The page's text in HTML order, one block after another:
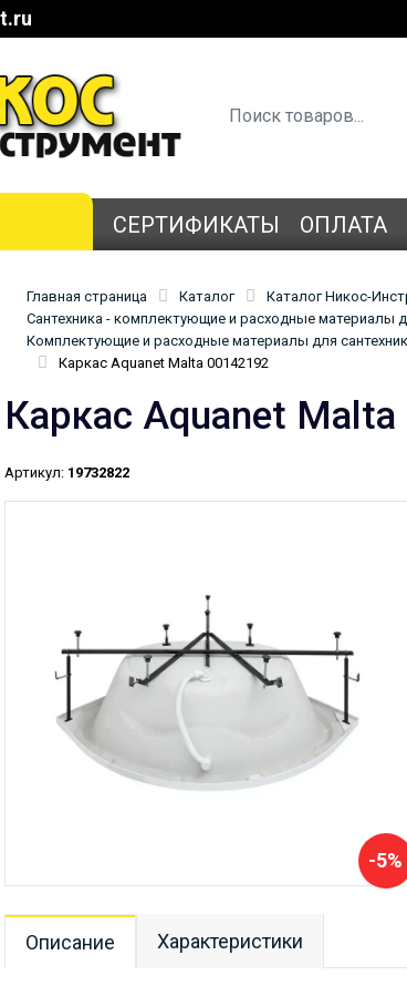
СЕРТИФИКАТЫ ОПЛАТА
Главная страница Каталог
Каталог Никос-
Сантехника - комплектующие и расходные материалы
Комплектующие и расходные материалы для
Каркас Aquanet Malta 00142192
Каркас Aquanet
Артикул: 19732822
-5%
Описание Характеристики